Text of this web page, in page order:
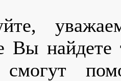
Вы
смогут